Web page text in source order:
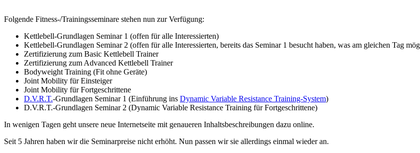
Folgende Fitness-/Trainingsseminare stehen nun zur Verfügung:
Kettlebell-Grundlagen Seminar 1 (offen für alle Interessierten)
Kettlebell-Grundlagen Seminar 2 (offen für alle Interessierten, bereits das Seminar 1 besucht haben, was am gleichen Tag
Zertifizierung zum Basic Kettlebell Trainer
Zertifizierung zum Advanced Kettlebell Trainer
Bodyweight Training (Fit ohne Geräte)
Joint Mobility für Einsteiger
Joint Mobility für Fortgeschrittene
D.V.R.T.-Grundlagen Seminar 1 (Einführung ins Dynamic Variable Resistance Training-System)
D.V.R.T.-Grundlagen Seminar 2 (Dynamic Variable Resistance Training für Fortgeschrittene)
In wenigen Tagen geht unsere neue Internetseite mit genaueren Inhaltsbeschreibungen dazu online.
Seit 5 Jahren haben wir die Seminarpreise nicht erhöht. Nun passen wir sie allerdings einmal wieder an.